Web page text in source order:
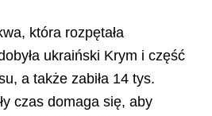
która rozpętała
ukraiński Krym i część
a także zabiła 14 tys.
czas domaga się, aby